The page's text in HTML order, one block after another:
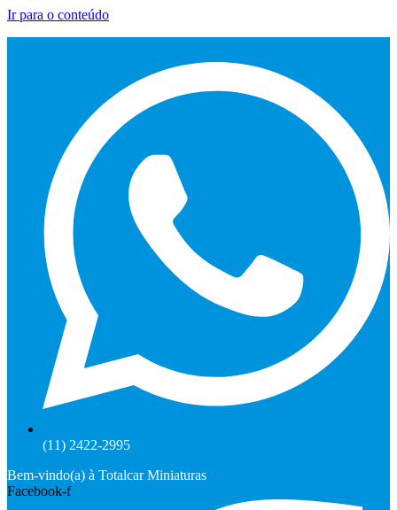
Ir para o conteúdo
(11) 2422-2995
Bem-vindo(a) à Totalcar Miniaturas
Facebook-f